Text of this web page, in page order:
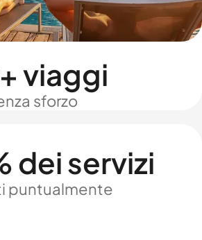
viaggi
sforzo
dei servizi
puntualmente